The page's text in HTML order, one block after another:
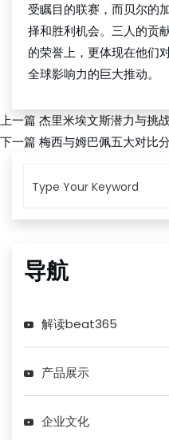
受瞩目的联赛，而贝尔的
择和胜利机会。三人的贡
的荣誉上，更体现在他们
全球影响力的巨大推动。
上一篇杰里米埃文斯潜力与挑
下一篇 梅西与姆巴佩五大对比
导航
解读beat365
产品展示
企业文化